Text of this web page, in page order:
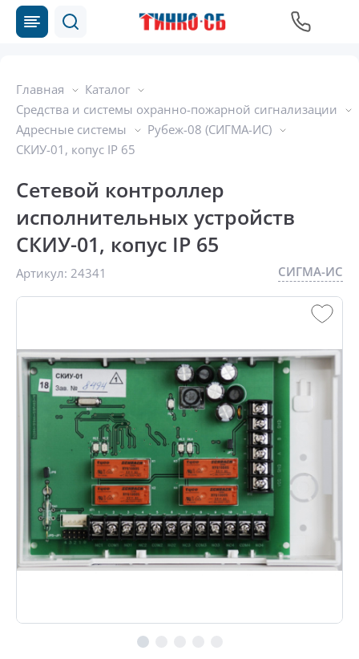
Главная
Каталог
Средства и системы охранно-пожарной сигнализации
Адресные системы
Рубеж-08 (СИГМА-ИС)
СКИУ-01, копус IP 65
Сетевой контроллер
исполнительных устройств
СКИУ-01, копус IP 65
Артикул: 24341 СИГМА-ИС